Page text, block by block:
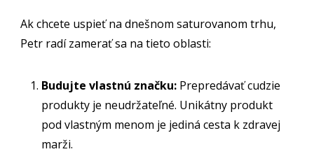
Ak chcete uspieť na dnešnom saturovanom trhu,
Petr radí zamerať sa na tieto oblasti:
Budujte vlastnú značku: Prepredávať cudzie
produkty je neudržateľné. Unikátny produkt
pod vlastným menom je jediná cesta k zdravej
marži.